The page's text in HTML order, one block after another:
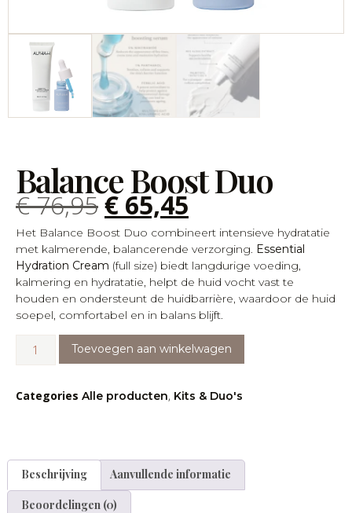
Balance Boost Duo
€76,95€65,45
Het Balance Boost Duo combineert intensieve hydratatie
met kalmerende, balancerende verzorging. Essential
Hydration Cream (full size) biedt langdurige voeding,
kalmering en hydratatie, helpt de huid vocht vast te
houden en ondersteunt de huidbarrière, waardoor de huid
soepel, comfortabel en in balans blijft.
Toevoegen aan winkelwagen
Categories Alle producten, Kits & Duo's
Beschrijving Aanvullende informatie
Beoordelingen (0)